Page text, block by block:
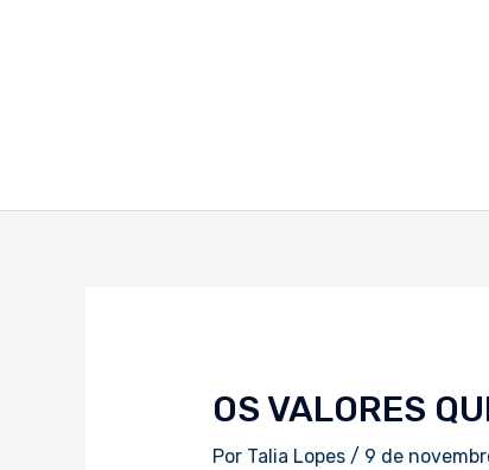
OS VALORES
Por Talia Lopes / 9 de